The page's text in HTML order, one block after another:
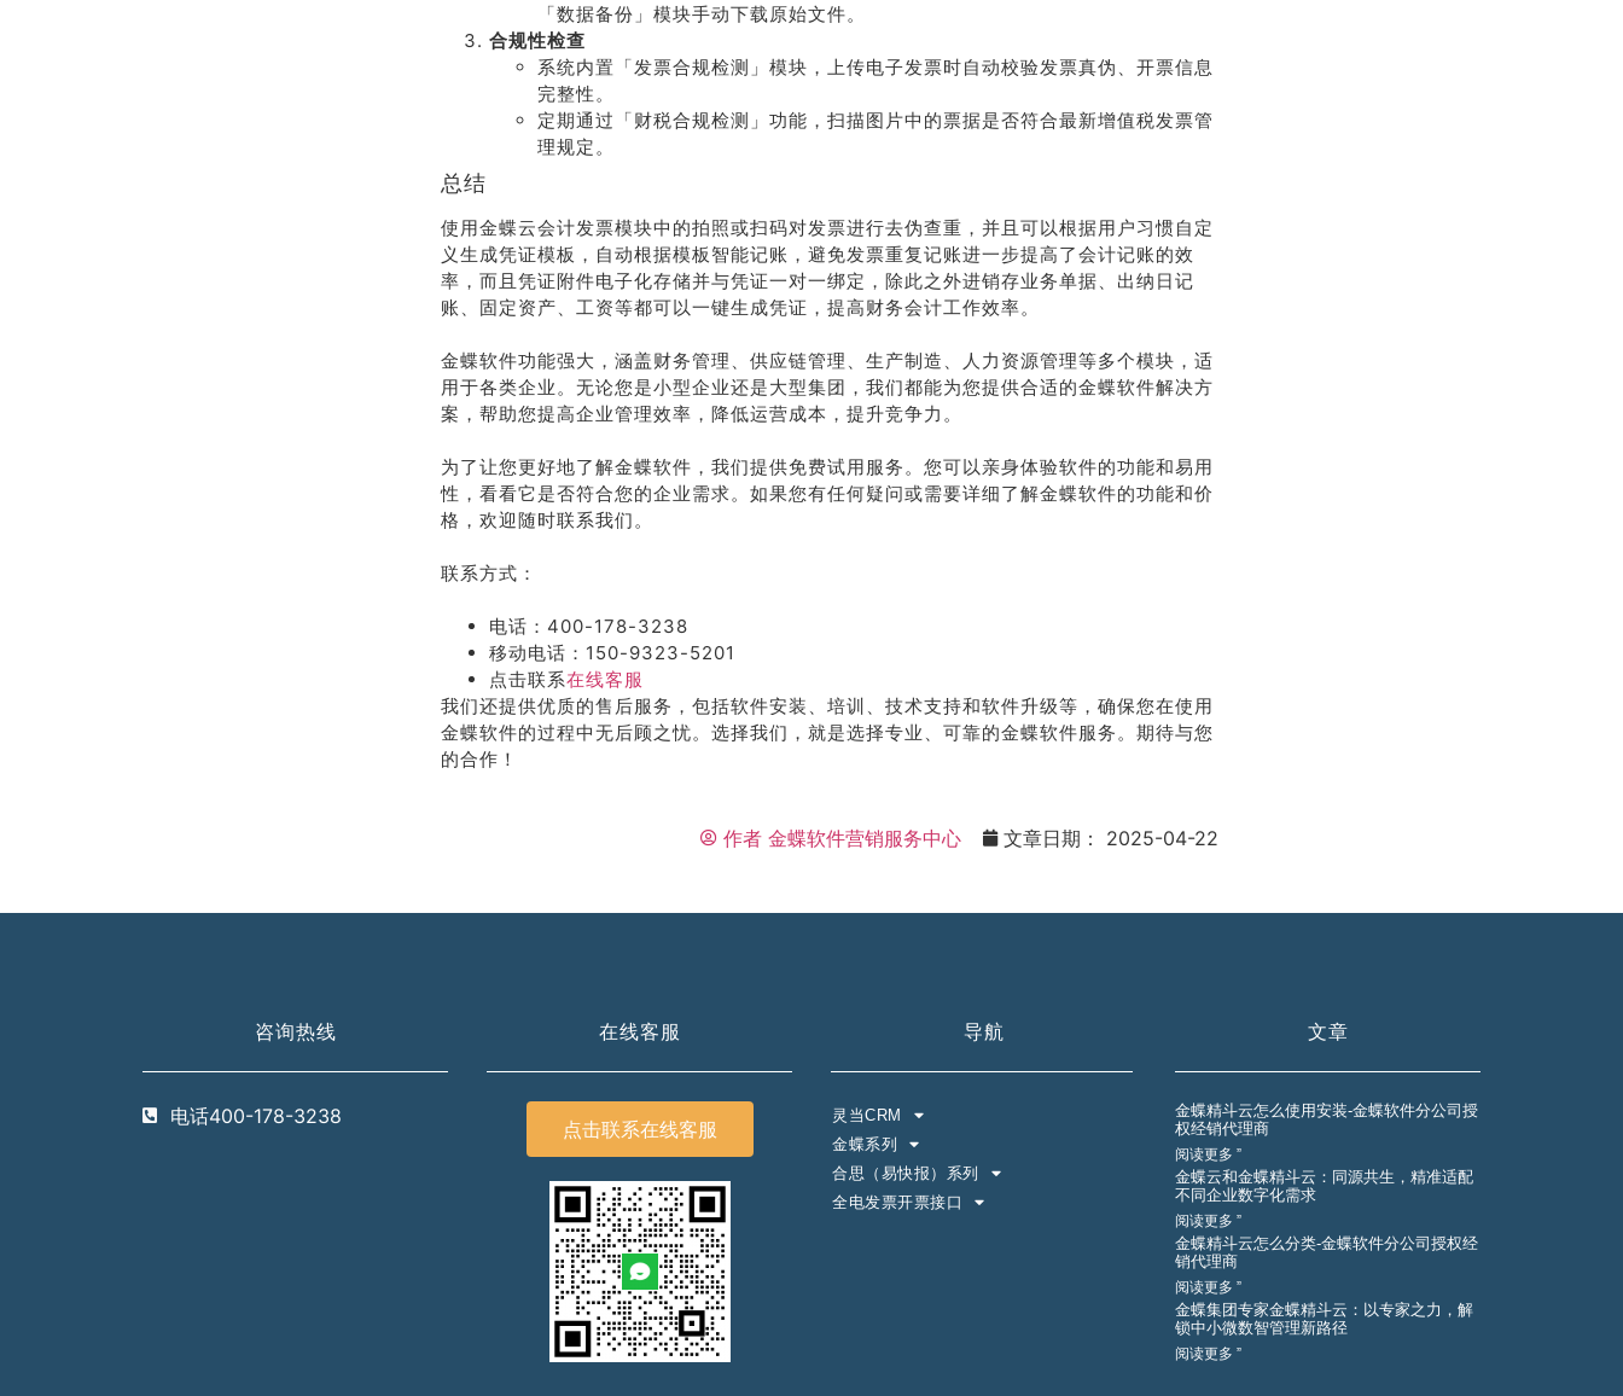
「数据备份」模块手动下载原始文件。
合规性检查
系统内置「发票合规检测」模块，上传电子发票时自动校验发票真伪、开票信息
完整性。
定期通过「财税合规检测」功能，扫描图片中的票据是否符合最新增值税发票管
理规定。
总结
使用金蝶云会计发票模块中的拍照或扫码对发票进行去伪查重，并且可以根据用户习惯自定
义生成凭证模板，自动根据模板智能记账，避免发票重复记账进一步提高了会计记账的效
率，而且凭证附件电子化存储并与凭证一对一绑定，除此之外进销存业务单据、出纳日记
账、固定资产、工资等都可以一键生成凭证，提高财务会计工作效率。
金蝶软件功能强大，涵盖财务管理、供应链管理、生产制造、人力资源管理等多个模块，适
用于各类企业。无论您是小型企业还是大型集团，我们都能为您提供合适的金蝶软件解决方
案，帮助您提高企业管理效率，降低运营成本，提升竞争力。
为了让您更好地了解金蝶软件，我们提供免费试用服务。您可以亲身体验软件的功能和易用
性，看看它是否符合您的企业需求。如果您有任何疑问或需要详细了解金蝶软件的功能和价
格，欢迎随时联系我们。
联系方式：
电话：400-178-3238
移动电话：150-9323-5201
点击联系在线客服
我们还提供优质的售后服务，包括软件安装、培训、技术支持和软件升级等，确保您在使用
金蝶软件的过程中无后顾之忧。选择我们，就是选择专业、可靠的金蝶软件服务。期待与您
的合作！
作者金蝶软件营销服务中心 文章日期： 2025-04-22
咨询热线
电话400-178-3238
在线客服
点击联系在线客服
导航
灵当CRM
金蝶系列
合思（易快报）系列
全电发票开票接口
文章
金蝶精斗云怎么使用安装-金蝶软件分公司授
权经销代理商
阅读更多 ”
金蝶云和金蝶精斗云：同源共生，精准适配
不同企业数字化需求
阅读更多 ”
金蝶精斗云怎么分类-金蝶软件分公司授权经
销代理商
阅读更多 ”
金蝶集团专家金蝶精斗云：以专家之力，解
锁中小微数智管理新路径
阅读更多 ”